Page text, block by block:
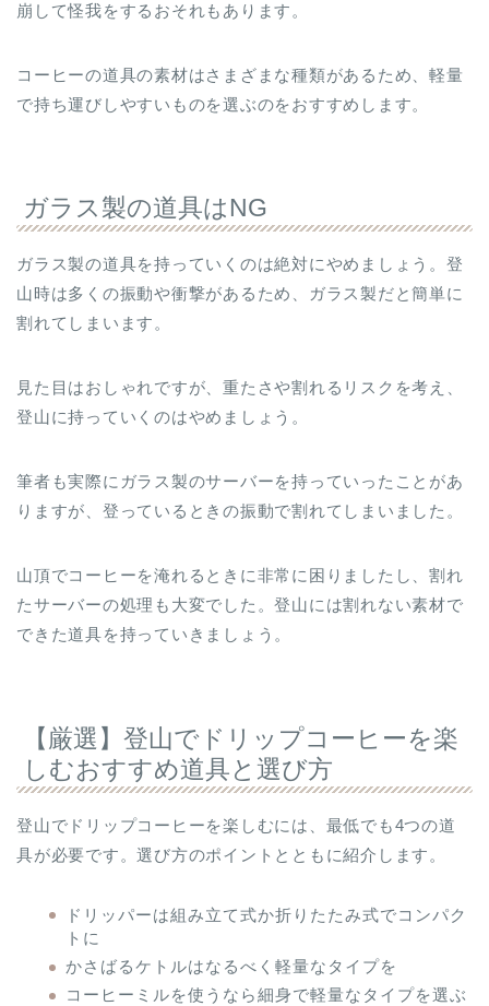
崩して怪我をするおそれもあります。
コーヒーの道具の素材はさまざまな種類があるため、軽量
で持ち運びしやすいものを選ぶのをおすすめします。
ガラス製の道具はNG
ガラス製の道具を持っていくのは絶対にやめましょう。登
山時は多くの振動や衝撃があるため、ガラス製だと簡単に
割れてしまいます。
見た目はおしゃれですが、重たさや割れるリスクを考え、
登山に持っていくのはやめましょう。
筆者も実際にガラス製のサーバーを持っていったことがあ
りますが、登っているときの振動で割れてしまいました。
山頂でコーヒーを淹れるときに非常に困りましたし、割れ
たサーバーの処理も大変でした。登山には割れない素材で
できた道具を持っていきましょう。
【厳選】登山でドリップコーヒーを楽
しむおすすめ道具と選び方
登山でドリップコーヒーを楽しむには、最低でも4つの道
具が必要です。選び方のポイントとともに紹介します。
ドリッパーは組み立て式か折りたたみ式でコンパク
トに
かさばるケトルはなるべく軽量なタイプを
コーヒーミルを使うなら細身で軽量なタイプを選ぶ